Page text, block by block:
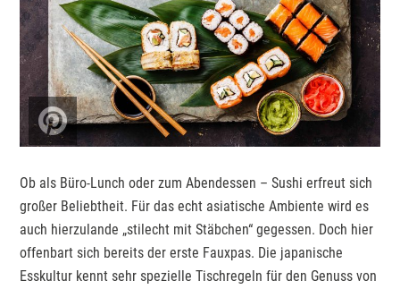
Ob als Büro-Lunch oder zum Abendessen – Sushi erfreut sich
großer Beliebtheit. Für das echt asiatische Ambiente wird es
auch hierzulande „stilecht mit Stäbchen“ gegessen. Doch hier
offenbart sich bereits der erste Fauxpas. Die japanische
Esskultur kennt sehr spezielle Tischregeln für den Genuss von